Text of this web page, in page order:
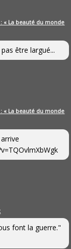
« La beauté du monde
être largué...
« La beauté du monde
font la guerre."